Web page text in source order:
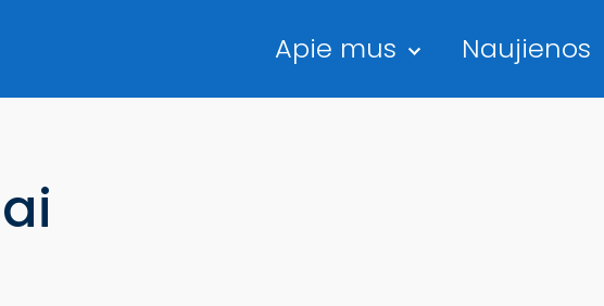
Apie mus Naujienos